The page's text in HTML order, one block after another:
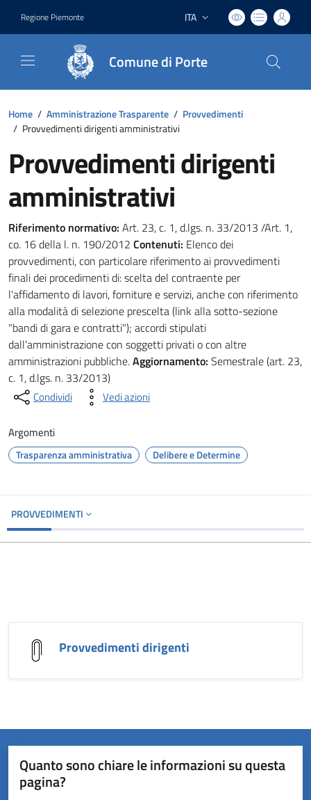
Regione Piemonte Lingua attiva:
ITA
Comune di Porte
Home / Amministrazione Trasparente / Provvedimenti
/ Provvedimenti dirigenti amministrativi
Provvedimenti dirigenti
amministrativi
Riferimento normativo: Art. 23, c. 1, d.lgs. n. 33/2013 /Art. 1,
co. 16 della l. n. 190/2012 Contenuti: Elenco dei
provvedimenti, con particolare riferimento ai provvedimenti
finali dei procedimenti di: scelta del contraente per
l'affidamento di lavori, forniture e servizi, anche con riferimento
alla modalità di selezione prescelta (link alla sotto-sezione
"bandi di gara e contratti"); accordi stipulati
dall'amministrazione con soggetti privati o con altre
amministrazioni pubbliche.Aggiornamento: Semestrale (art. 23,
c. 1, d.lgs. n. 33/2013)
Condividi Vedi azioni
Argomenti
Trasparenza amministrativa Delibere e Determine
PROVVEDIMENTI
Provvedimenti dirigenti
Quanto sono chiare le informazioni su questa
pagina?